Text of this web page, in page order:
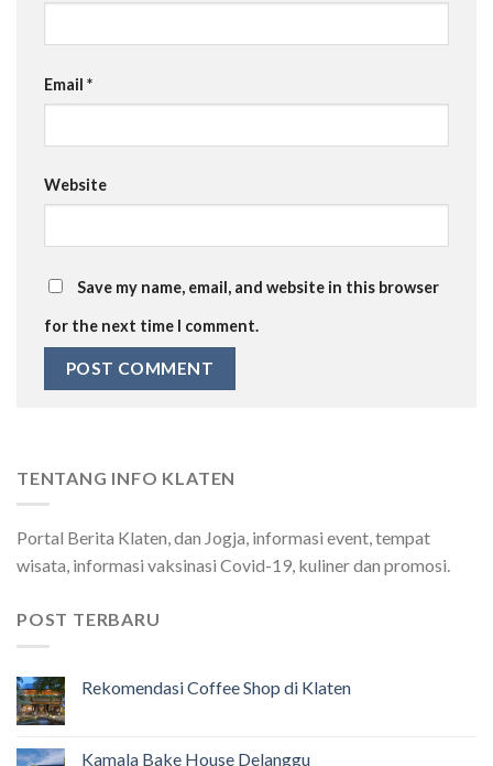
Email *
Website
Save my name, email, and website in this browser
for the next time I comment.
TENTANG INFO KLATEN
Portal Berita Klaten, dan Jogja, informasi event, tempat
wisata, informasi vaksinasi Covid-19, kuliner dan promosi.
POST TERBARU
Rekomendasi Coffee Shop di Klaten
Kamala Bake House Delanggu